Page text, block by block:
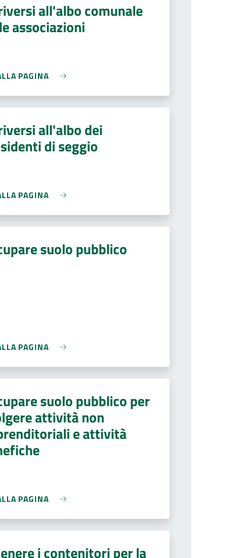
all'albo comunale
associazioni
PAGINA
all'albo dei
di seggio
PAGINA
suolo pubblico
PAGINA
suolo pubblico per
attività non
e attività
PAGINA
i contenitori per la